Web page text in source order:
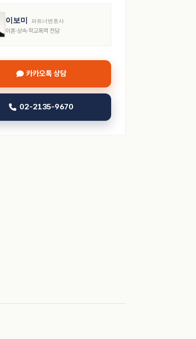
이보미
파트너변호사
이혼·상속·학교폭력 전담
카카오톡 상담
02-2135-9670